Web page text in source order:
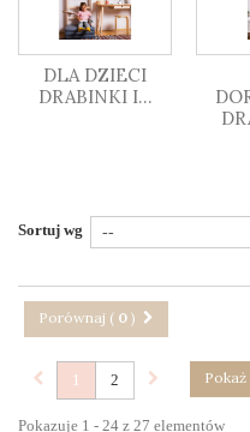
DLA DZIECI
DRABINKI I...
Sortuj wg
Porównaj ( 0 )
1 2
Pokazuje 1 - 24 z 27 elementów